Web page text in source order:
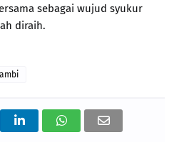
sebagai wujud syukur
diraih.